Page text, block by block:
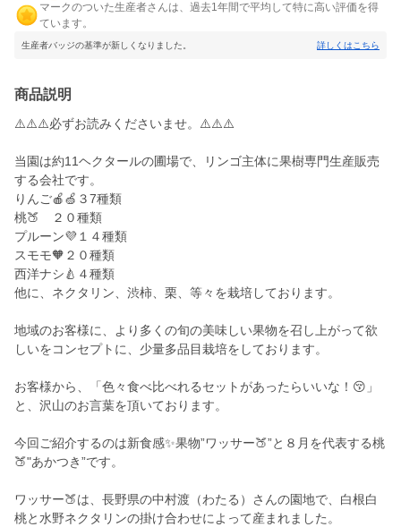
マークのついた生産者さんは、過去1年間で平均して特に高い評価を得
ています。
生産者バッジの基準が新しくなりました。 詳しくはこちら
商品説明
⚠️⚠️⚠️必ずお読みくださいませ。⚠️⚠️⚠️
当園は約11ヘクタールの圃場で、リンゴ主体に果樹専門生産販売
する会社です。
りんご🍎🍏３7種類
桃🍑 ２０種類
プルーン💜１４種類
スモモ🧡２０種類
西洋ナシ🍐４種類
他に、ネクタリン、渋柿、栗、等々を栽培しております。
地域のお客様に、より多くの旬の美味しい果物を召し上がって欲
しいをコンセプトに、少量多品目栽培をしております。
お客様から、「色々食べ比べれるセットがあったらいいな！😚」
と、沢山のお言葉を頂いております。
今回ご紹介するのは新食感✨果物”ワッサー🍑”と８月を代表する桃
🍑"あかつき”です。
ワッサー🍑は、長野県の中村渡（わたる）さんの園地で、白根白
桃と水野ネクタリンの掛け合わせによって産まれました。